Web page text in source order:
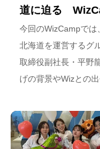
道に迫る
今回のWizCampでは
北海道を運営するグ
取締役副社長・平野
げの背景やWizとの
海道が描く今後のビ